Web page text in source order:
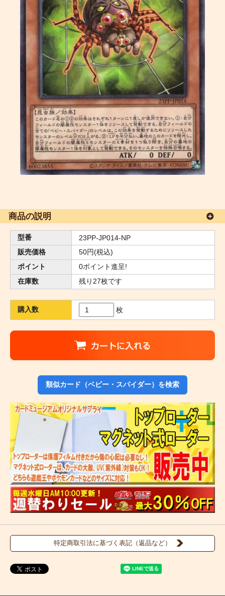
商品の説明
型番
23PP-JP014-NP
販売価格
50円(税込)
ポイント
0ポイント進呈!
在庫数
残り27枚です
購入数 枚
類似カード（ベビー・スパイダー）を検索
特定商取引法に基づく表記（返品など）